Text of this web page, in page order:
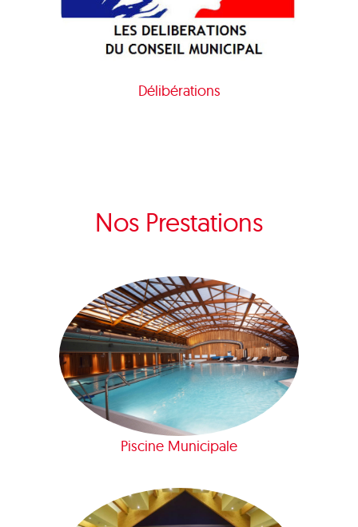
Délibérations
Nos Prestations
Piscine Municipale